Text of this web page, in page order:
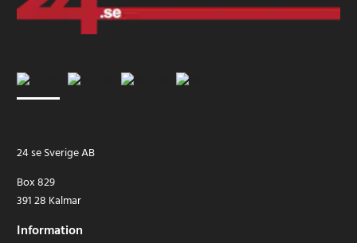
24 se Sverige AB
Box 829
391 28 Kalmar
Information